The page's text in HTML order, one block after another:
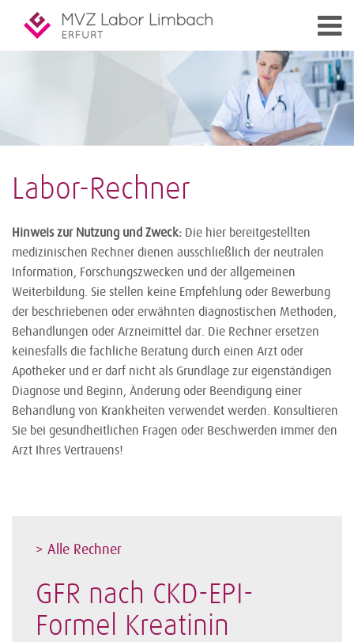
Labor-Rechner
Hinweis zur Nutzung und Zweck: Die hier bereitgestellten
medizinischen Rechner dienen ausschließlich der neutralen
Information, Forschungszwecken und der allgemeinen
Weiterbildung. Sie stellen keine Empfehlung oder Bewerbung
der beschriebenen oder erwähnten diagnostischen Methoden,
Behandlungen oder Arzneimittel dar. Die Rechner ersetzen
keinesfalls die fachliche Beratung durch einen Arzt oder
Apotheker und er darf nicht als Grundlage zur eigenständigen
Diagnose und Beginn, Änderung oder Beendigung einer
Behandlung von Krankheiten verwendet werden. Konsultieren
Sie bei gesundheitlichen Fragen oder Beschwerden immer den
Arzt Ihres Vertrauens!
> Alle Rechner
GFR nach CKD-EPI-
Formel Kreatinin